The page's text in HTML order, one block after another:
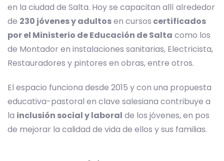
en la ciudad de Salta. Hoy se capacitan allí alrededor
de 230 jóvenes y adultosen cursos certificados
por el Ministerio de Educación de Salta como los
de Montador en instalaciones sanitarias, Electricista,
Restauradores y pintores en obras, entre otros.
El espacio funciona desde 2015 y con una propuesta
educativa-pastoral en clave salesiana contribuye a
la inclusión social y laboral de los jóvenes, en pos
de mejorar la calidad de vida de ellos y sus familias.